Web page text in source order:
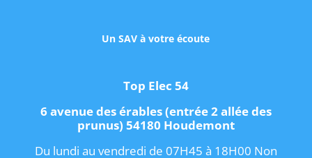
Un SAV à votre écoute
Top Elec 54
6 avenue des érables (entrée 2 allée des
prunus) 54180 Houdemont
Du lundi au vendredi de 07H45 à 18H00 Non